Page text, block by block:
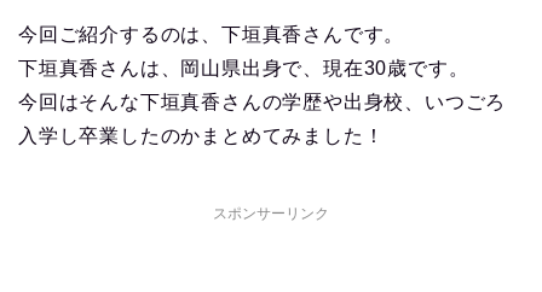
今回ご紹介するのは、下垣真香さんです。
下垣真香さんは、岡山県出身で、現在30歳です。
今回はそんな下垣真香さんの学歴や出身校、いつごろ
入学し卒業したのかまとめてみました！
スポンサーリンク